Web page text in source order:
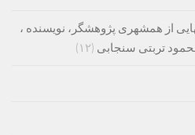
از همشهری پژوهشگر، نویسنده ،
تربتی سنجابی (۱۲)